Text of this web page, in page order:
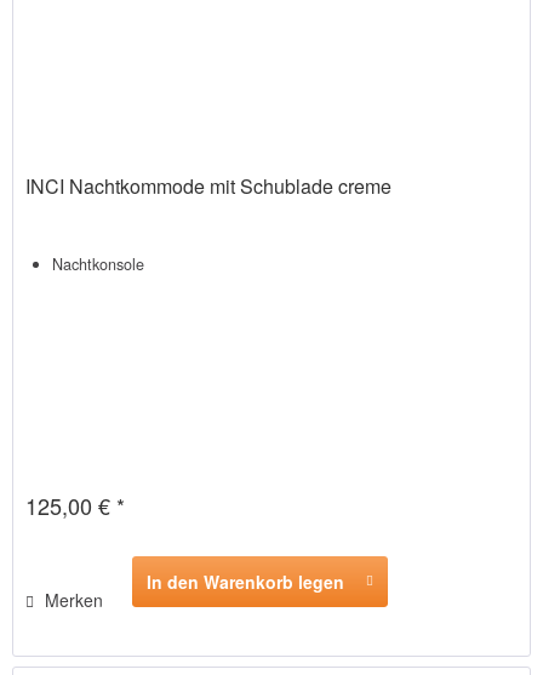
INCI Nachtkommode mit Schublade creme
Nachtkonsole
125,00 € *
Merken
In den Warenkorb legen